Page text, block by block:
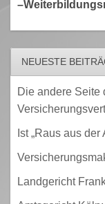
NEUESTE
Die andere Seite
Ist „Raus aus
Landgericht